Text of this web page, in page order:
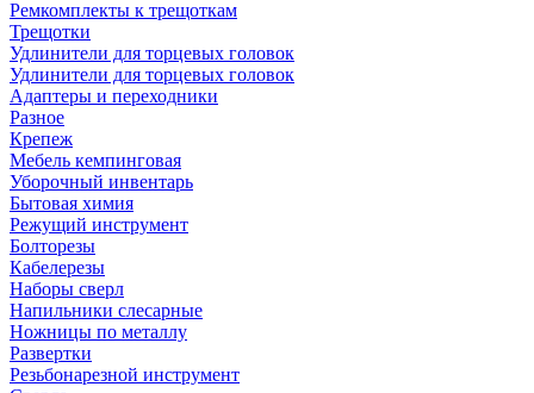
Ремкомплекты к трещоткам
Трещотки
Удлинители для торцевых головок
Удлинители для торцевых головок
Адаптеры и переходники
Разное
Крепеж
Мебель кемпинговая
Уборочный инвентарь
Бытовая химия
Режущий инструмент
Болторезы
Кабелерезы
Наборы сверл
Напильники слесарные
Ножницы по металлу
Развертки
Резьбонарезной инструмент